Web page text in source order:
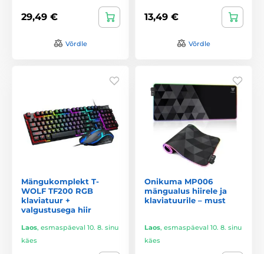
29,49 €
Võrdle
13,49 €
Võrdle
Mängukomplekt T-
WOLF TF200 RGB
klaviatuur +
valgustusega hiir
Laos, esmaspäeval 10. 8. sinu
käes
Onikuma MP006
mängualus hiirele ja
klaviatuurile – must
Laos, esmaspäeval 10. 8. sinu
käes